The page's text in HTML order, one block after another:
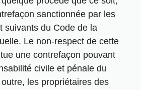
sanctionnée par les
suivants du Code de la
Le non-respect de cette
une contrefaçon pouvant
civile et pénale du
les propriétaires des